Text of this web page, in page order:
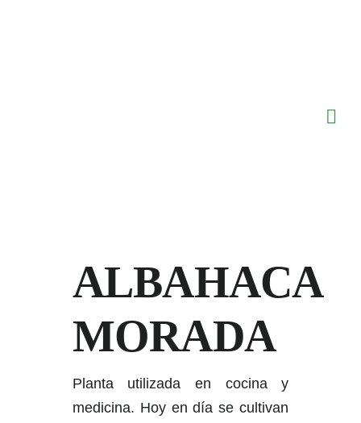
ALBAHACA
MORADA
Planta utilizada en cocina y
medicina. Hoy en día se cultivan